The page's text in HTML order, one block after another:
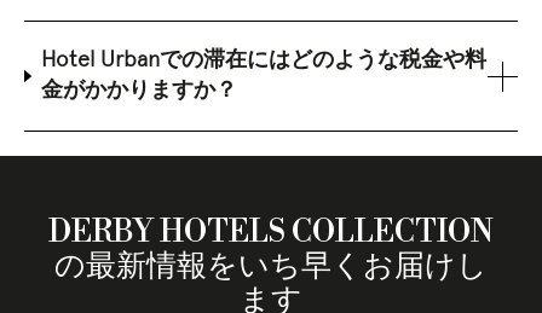
Hotel Urbanでの滞在にはどのような税金や料
金がかかりますか？
DERBY HOTELS COLLECTION
の最新情報をいち早くお届けし
ます